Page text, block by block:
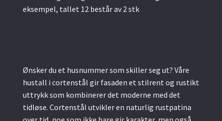
eksempel, tallet 12 består av 2 stk
Ønsker du et husnummer som skiller seg ut? Våre
hustall i cortenstål gir fasaden et stilrent og rustikt
uttrykk som kombinerer det moderne med det
tidløse. Cortenstål utvikler en naturlig rustpatina